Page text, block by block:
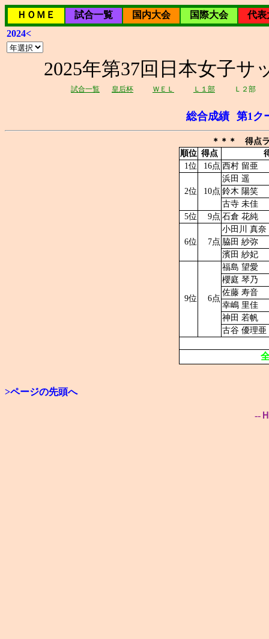
ＨＯＭＥ 試合一覧 国内大会 国際大会
代表
2024<
2025年第37回日本女子サ
試合一覧 皇后杯 ＷＥＬ Ｌ１部 Ｌ２部
総合成績 第1ク
＊＊＊ 得点
順位 得点
1位
16点 西村 留亜
2位 10点
浜田 遥
鈴木 陽笑
古寺 未佳
5位
9点 石倉 花純
6位 7点
小田川 真奈
脇田 紗弥
濱田 紗妃
9位 6点
福島 望愛
櫻庭 琴乃
佐藤 寿音
幸嶋 里佳
神田 若帆
古谷 優理亜
>ページの先頭へ
--